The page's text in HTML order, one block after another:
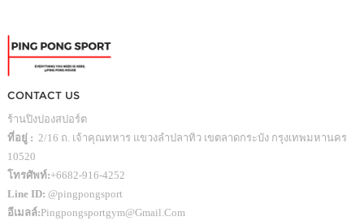
CONTACT US
ร้านปิงปองสปอร์ต
ที่อยู่ : 2/16 ถ. เจ้าคุณทหาร แขวงลำปลาทิว เขตลาดกระบัง กรุงเทพมหานคร
10520
โทรศัพท์:+6682-916-4252
Line ID: @pingpongsport
อีเมลล์:Pingpongsportgym@gmail.com